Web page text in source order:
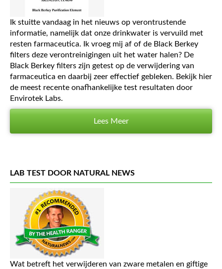
Ik stuitte vandaag in het nieuws op verontrustende
informatie, namelijk dat onze drinkwater is vervuild met
resten farmaceutica. Ik vroeg mij af of de Black Berkey
filters deze verontreinigingen uit het water halen? De
Black Berkey filters zijn getest op de verwijdering van
farmaceutica en daarbij zeer effectief gebleken. Bekijk hier
de meest recente onafhankelijke test resultaten door
Envirotek Labs.
Lees Meer
LAB TEST DOOR NATURAL NEWS
Wat betreft het verwijderen van zware metalen en giftige